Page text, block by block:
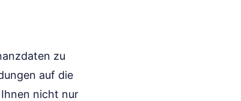
zu
auf die
nicht nur